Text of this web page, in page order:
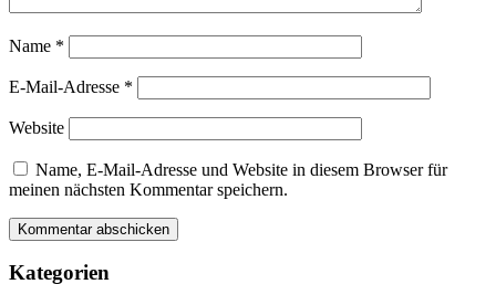
Name *
E-Mail-Adresse *
Website
Name, E-Mail-Adresse und Website in diesem Browser für
meinen nächsten Kommentar speichern.
Kategorien